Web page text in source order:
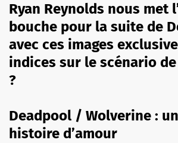
Ryan Reynolds nous met
bouche pour la suite de
avec ces images
indices sur le scénario
?
Deadpool / Wolverine :
histoire d’amour